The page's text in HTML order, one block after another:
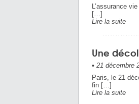
L’assurance
[…]
Lire la suite
Une
• 21 décembre
Paris, le 21
fin […]
Lire la suite